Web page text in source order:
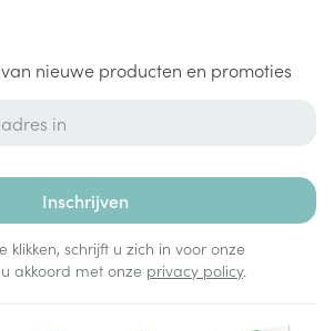
nieuwe producten en promoties
Inschrijven
klikken, schrijft u zich in voor onze
akkoord met onze privacy policy.